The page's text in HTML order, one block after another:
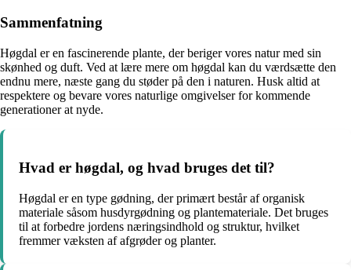
Sammenfatning
Høgdal er en fascinerende plante, der beriger vores natur med sin
skønhed og duft. Ved at lære mere om høgdal kan du værdsætte den
endnu mere, næste gang du støder på den i naturen. Husk altid at
respektere og bevare vores naturlige omgivelser for kommende
generationer at nyde.
Hvad er høgdal, og hvad bruges det til?
Høgdal er en type gødning, der primært består af organisk
materiale såsom husdyrgødning og plantemateriale. Det bruges
til at forbedre jordens næringsindhold og struktur, hvilket
fremmer væksten af afgrøder og planter.